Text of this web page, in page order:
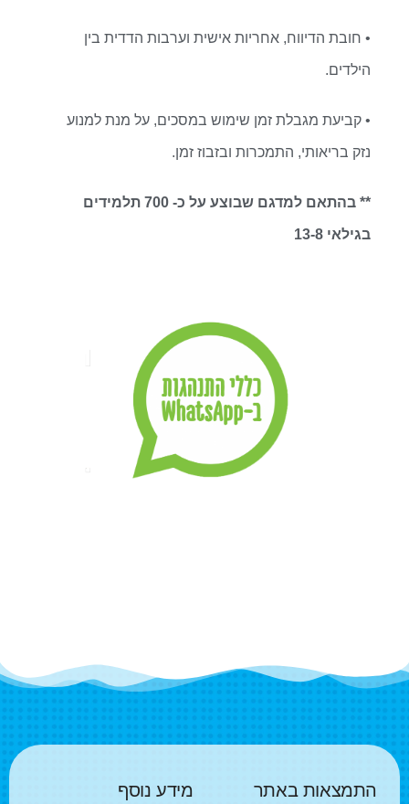
• חובת הדיווח, אחריות אישית וערבות הדדית בין
הילדים.
• קביעת מגבלת זמן שימוש במסכים, על מנת למנוע
נזק בריאותי, התמכרות ובזבוז זמן.
** בהתאם למדגם שבוצע על כ- 700 תלמידים
בגילאי 13-8
התמצאות באתר מידע נוסף